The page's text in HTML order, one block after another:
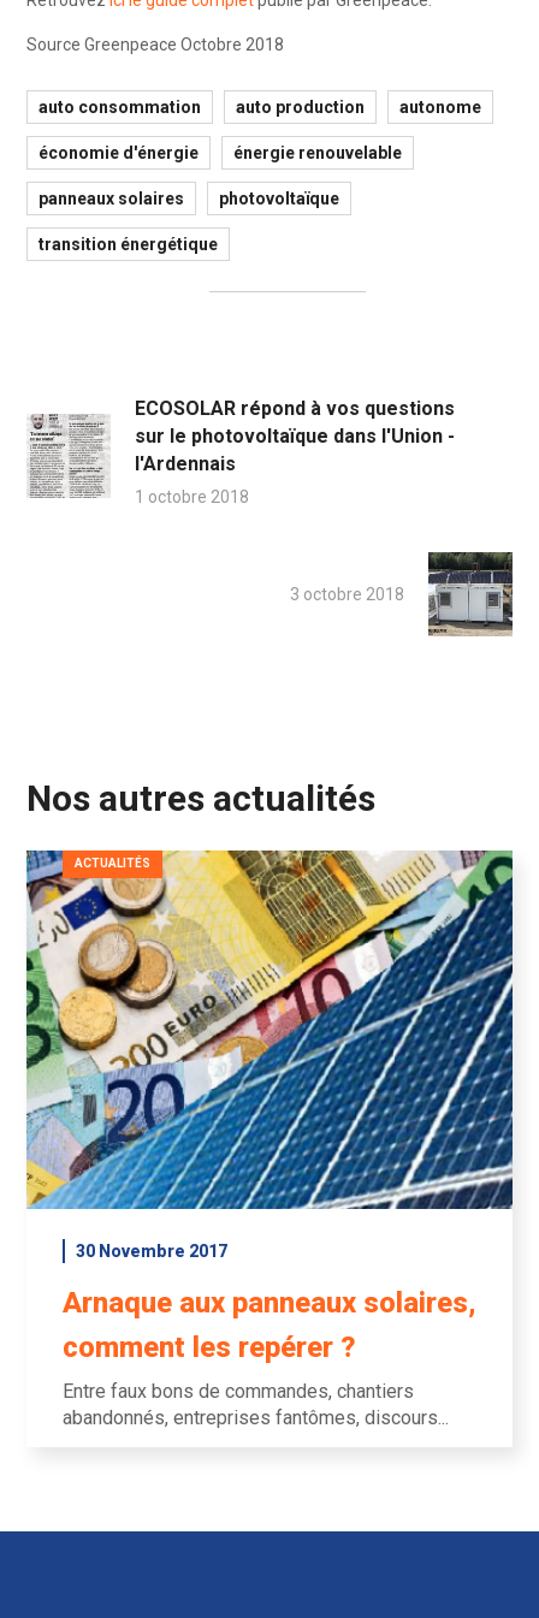
Source Greenpeace Octobre 2018
auto consommation auto production autonome
économie d'énergie énergie renouvelable
panneaux solaires photovoltaïque
transition énergétique
ECOSOLAR répond à vos questions
sur le photovoltaïque dans l'Union -
l'Ardennais
1 octobre 2018
3 octobre 2018
Nos autres actualités
ACTUALITÉS
30 Novembre 2017
Arnaque aux panneaux solaires,
comment les repérer ?
Entre faux bons de commandes, chantiers
abandonnés, entreprises fantômes, discours...